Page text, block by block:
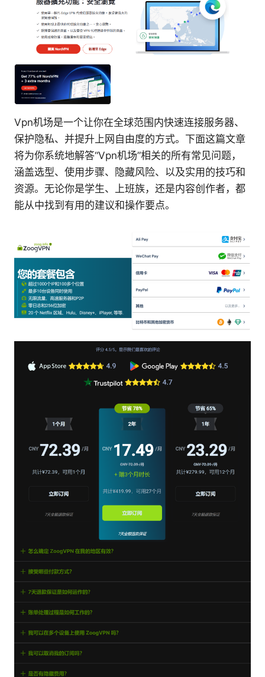
Vpn机场是一个让你在全球范围内快速连接服务器、
保护隐私、并提升上网自由度的方式。下面这篇文章
将为你系统地解答“Vpn机场”相关的所有常见问题，
涵盖选型、使用步骤、隐藏风险、以及实用的技巧和
资源。无论你是学生、上班族，还是内容创作者，都
能从中找到有用的建议和操作要点。